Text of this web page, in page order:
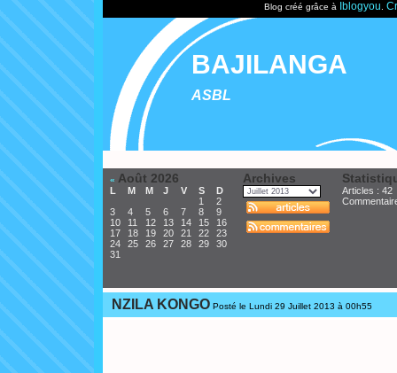
Blog créé grâce à Iblogyou
BAJILANGA
ASBL
« Août 2026
L M M J V S
D
1
2
3
4 5 6 7 8
9
10
11 12 13 14 15
16
17
18 19 20 21 22
23
24
25 26 27 28 29
30
31
Archives
Articles : 42
NZILA KONGO Posté le Lundi 29 Juillet 2013 à 00h55